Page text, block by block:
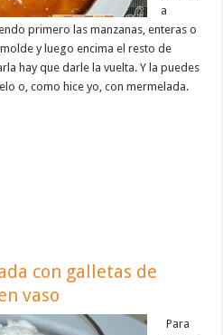
a
primero las manzanas, enteras o
y luego encima el resto de
hay que darle la vuelta. Y la puedes
o, como hice yo, con mermelada.
con galletas de
vaso
Para